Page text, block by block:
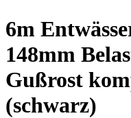
6m
148mm
Gußrost
(schwarz)